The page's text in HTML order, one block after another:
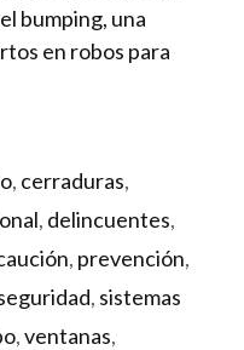
bumping, una
en ⁣robos para
, cerraduras,
, delincuentes,
, prevención,
, sistemas
,ventanas,